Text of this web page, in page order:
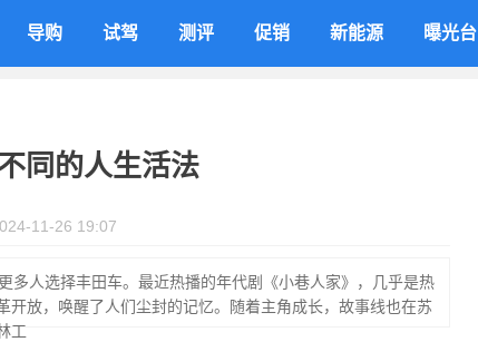
导购 试驾 测评 促销 新能源 曝光台
同的人生活法
11-26 19:07
多人选择丰田车。最近热播的年代剧《小巷人家》，几乎是热
开放，唤醒了人们尘封的记忆。随着主角成长，故事线也在苏
工